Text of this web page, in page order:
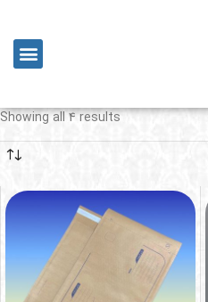
Showing all 4 results